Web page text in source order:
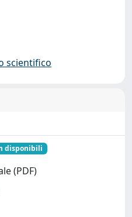
scientifico
disponibili
(PDF)